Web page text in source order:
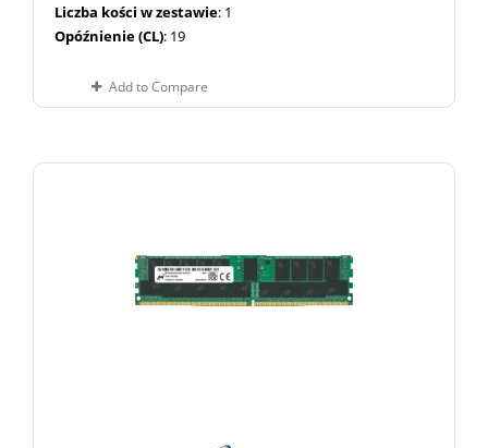
Liczba kości w zestawie: 1
Opóźnienie (CL): 19
Add to Compare